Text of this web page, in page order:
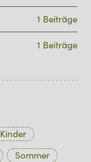
1 Beiträge
1 Beiträge
Kinder
Sommer